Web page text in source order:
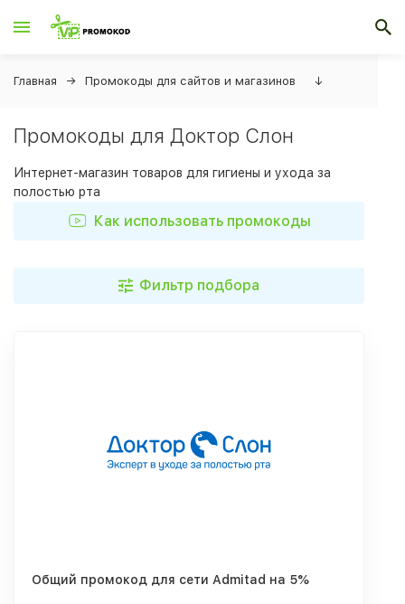
Главная Промокоды для сайтов и магазинов ↓
Промокоды для Доктор Слон
Интернет-магазин товаров для гигиены и ухода за
полостью рта
Как использовать промокоды
Фильтр подбора
Общий промокод для сети Admitad на 5%